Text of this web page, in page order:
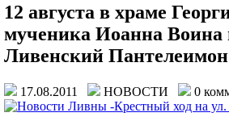
12 августа в храме
мученика Иоанна Воина
Ливенский
17.08.2011 НОВОСТИ 0